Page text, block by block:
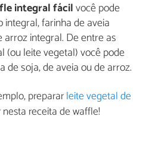
integral fácilvocê pode
farinha de aveia
integral. De entre as
(ou leite vegetal) você pode
de soja, de aveia ou de arroz.
prepararleite vegetal de
receita de waffle!